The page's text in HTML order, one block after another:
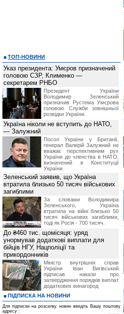
ТОП-НОВИНИ
Указ президента: Умєров призначений
головою СЗР, Клименко —
секретарем РНБО
Президент України
Володимир Зеленський
призначив Pустема Умєрова
головою Служби зовнішньої
розвідки України.
Україна ніколи не вступить до НАТО,
— Залужний
Посол України у Британії,
генерал Валерій Залужний не
вважає перспективним рух
України до членства в НАТО,
визначений в Конституції
України.
Зеленський заявив, що Україна
втратила близько 50 тисяч військових
загиблими
За словами Володимира
Зеленського, Україна
втратила на війні близько 50
тисяч військових загиблими,
тоді як Росія - 700 тисяч.
До ₴460 тис. щомісяця: уряд
унормував додаткові виплати для
бійців НГУ, Нацполіції та
прикордонників
Міністр внутрішніх справ
України Іван Вигівський
підписав накази про
затвердження порядків виплат
додаткових винагород
ПІДПИСКА НА НОВИНИ
Для підписки на розсилку новин введіть Вашу поштову
адресу :